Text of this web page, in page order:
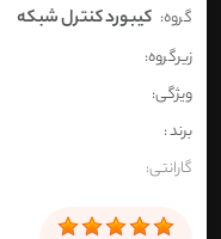
گروه: کیبورد کنترل شبکه
زیرگروه:
ویژگی:
برند :
گارانتی: